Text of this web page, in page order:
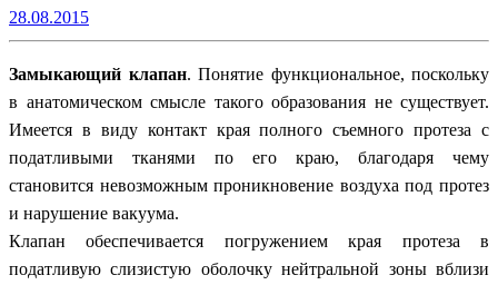
28.08.2015
Замыкающий клапан. Понятие функциональное, поскольку
в анатомическом смысле такого образования не существует.
Имеется в виду контакт края полного съемного протеза с
податливыми тканями по его краю, благодаря чему
становится невозможным проникновение воздуха под протез
и нарушение вакуума.
Клапан обеспечивается погружением края протеза в
податливую слизистую оболочку нейтральной зоны вблизи